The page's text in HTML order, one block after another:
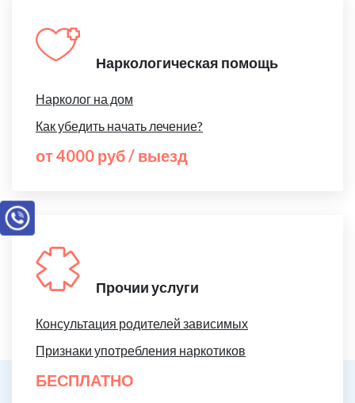
Наркологическая помощь
Нарколог на дом
Как убедить начать лечение?
от 4000 руб / выезд
Прочии услуги
Консультация родителей зависимых
Признаки употребления наркотиков
БЕСПЛАТНО